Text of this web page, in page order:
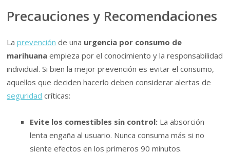
Precauciones y Recomendaciones
Laprevención de una urgencia por consumo de
marihuana empieza por el conocimiento y la responsabilidad
individual. Si bien la mejor prevención es evitar el consumo,
aquellos que deciden hacerlo deben considerar alertas de
seguridad críticas:
Evite los comestibles sin control: La absorción
lenta engaña al usuario. Nunca consuma más si no
siente efectos en los primeros 90 minutos.